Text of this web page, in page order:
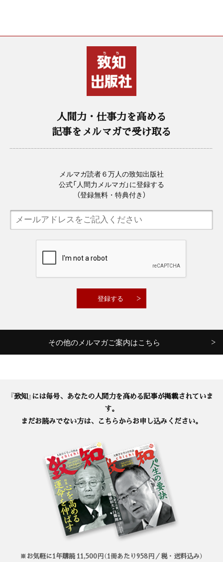
人間力・仕事力を高める
記事をメルマガで受け取る
メルマガ読者６万人の致知出版社
公式「人間力メルマガ」に登録する
（登録無料・特典付き）
その他のメルマガご案内はこちら
『致知』には毎号、あなたの人間力を高める記事が掲載されていま
す。
まだお読みでない方は、こちらからお申し込みください。
※お気軽に1年購読 11,500円（1冊あたり958円／税・送料込み）